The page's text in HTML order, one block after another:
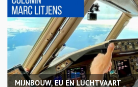
MIJNBOUW, EU EN LUCHTVAART